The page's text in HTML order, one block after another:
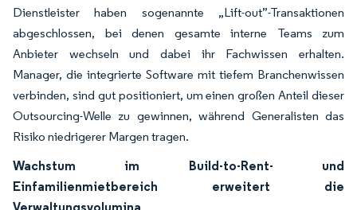
Dienstleister haben sogenannte „Lift-out”-Transaktionen
abgeschlossen, bei denen gesamte interne Teams zum
Anbieter wechseln und dabei ihr Fachwissen erhalten.
Manager, die integrierte Software mit tiefem Branchenwissen
verbinden, sind gut positioniert, um einen großen Anteil dieser
Outsourcing-Welle zu gewinnen, während Generalisten das
Risiko niedrigerer Margen tragen.
Wachstum im Build-to-Rent- und
Einfamilienmietbereich erweitert die
Verwaltungsvolumina